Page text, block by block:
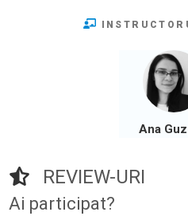
Ana
REVIEW-URI
Ai participat?